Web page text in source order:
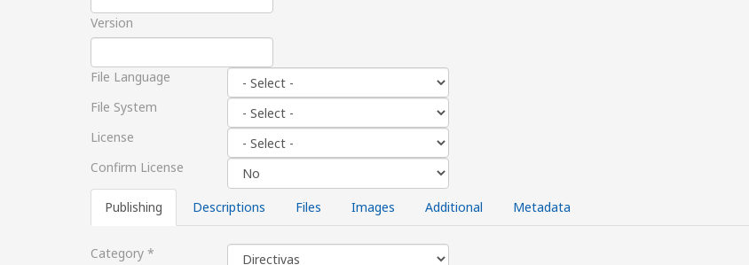
Version
File Language
File System
License
Confirm License
Publishing Descriptions Files Images Additional Metadata
Category *